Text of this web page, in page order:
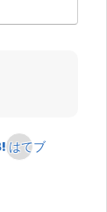
はてブ